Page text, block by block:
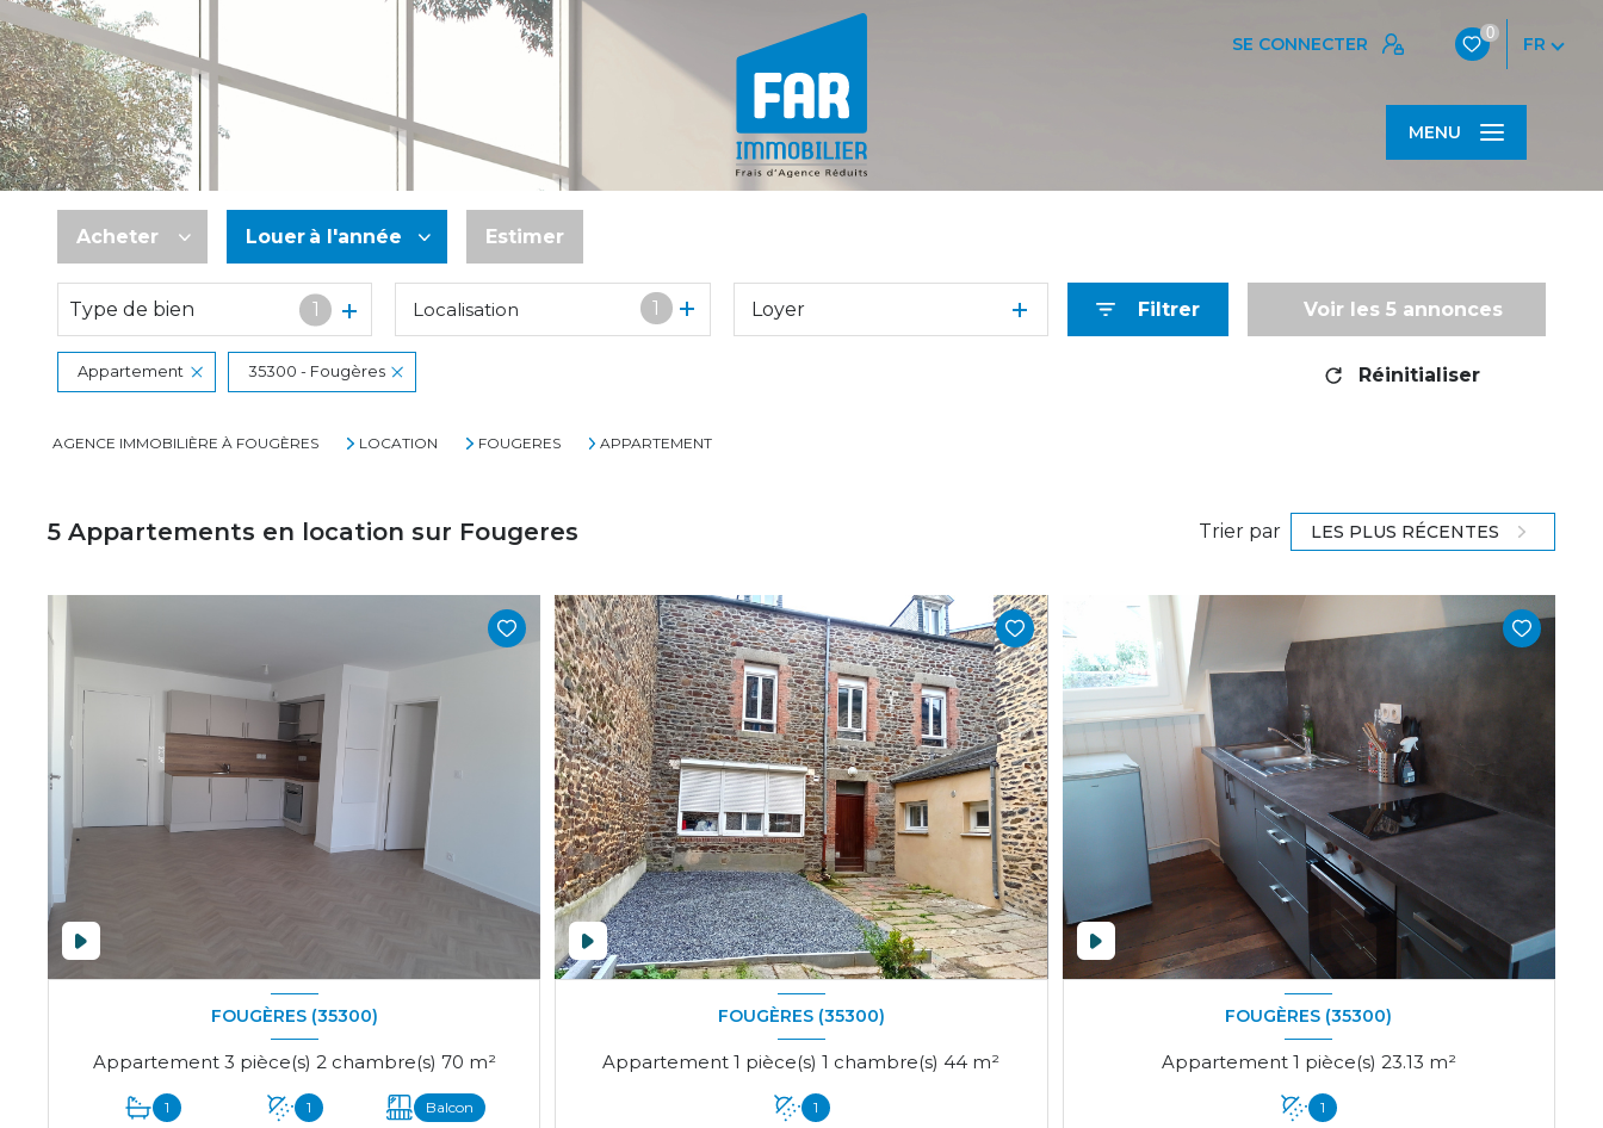
SE CONNECTER
0
FR
MENU
Acheter
De l'ancien
De l'immo pro
Louer à l'année
à l'année
De l'immo pro
Estimer
Type de bien 1 1
Localisation Loyer Filtrer Voir les 5annonces
Appartement 35300 - Fougères Réinitialiser
AGENCE IMMOBILIÈRE À FOUGÈRES LOCATION FOUGERES APPARTEMENT
5 Appartements en location sur Fougeres Trier par LES PLUS RÉCENTES
FOUGÈRES (35300)
Appartement 3 pièce(s) 2 chambre(s) 70 m²
1 1 Balcon
FOUGÈRES (35300)
Appartement 1 pièce(s) 1 chambre(s) 44 m²
1
FOUGÈRES (35300)
Appartement 1 pièce(s) 23.13 m²
1